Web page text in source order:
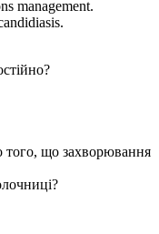
management.
того, що захворювання